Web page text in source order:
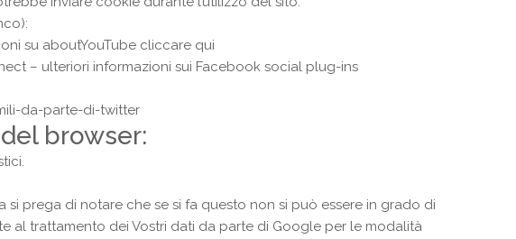
su aboutYouTube cliccare qui
– ulteriori informazioni sui Facebook social plug-ins
da-parte-di-twitter
browser:
prega di notare che se si fa questo non si può essere in grado di
al trattamento dei Vostri dati da parte di Google per le modalità